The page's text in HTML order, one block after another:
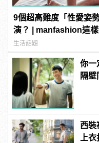
9個超高難度「性愛姿
演？ | manfashion這
生活話題
你一
隔壁
西裝
上衣